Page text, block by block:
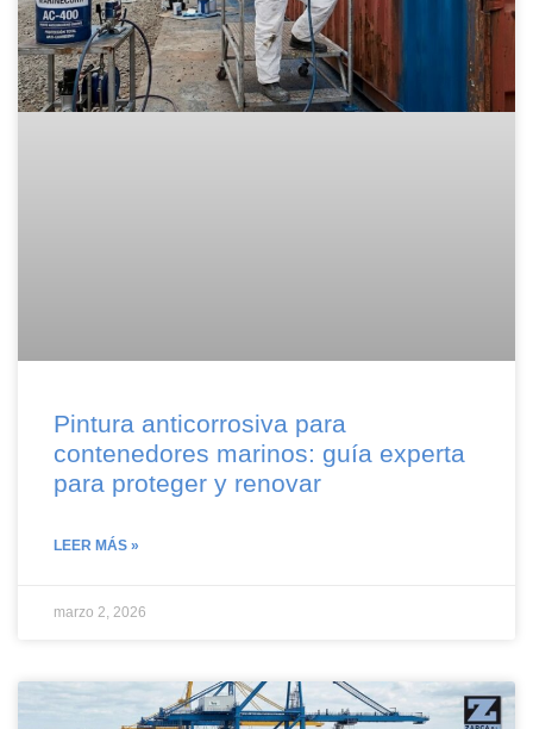
Pintura anticorrosiva para
contenedores marinos: guía experta
para proteger y renovar
LEER MÁS »
marzo 2, 2026